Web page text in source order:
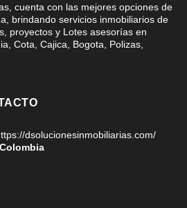
cuenta con las mejores opciones de
brindando servicios inmobiliarios de
proyectos y Lotes asesorías en
Cota, Cajica, Bogota, Polizas,
dsolucionesinmobiliarias.com/